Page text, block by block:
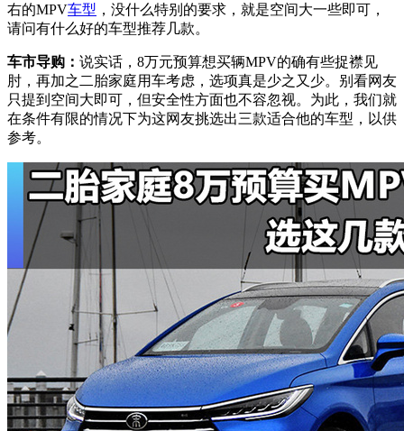
右的MPV车型 ，没什么特别的要求，就是空间大一些即可，
请问有什么好的车型推荐几款。
车市导购： 说实话，8万元预算想买辆MPV的确有些捉襟见
肘，再加之二胎家庭用车考虑，选项真是少之又少。别看网友
只提到空间大即可，但安全性方面也不容忽视。为此，我们就
在条件有限的情况下为这网友挑选出三款适合他的车型，以供
参考。